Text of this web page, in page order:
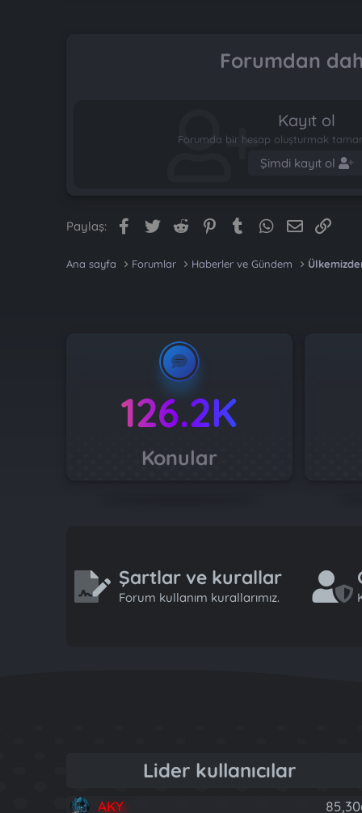
Forumdan
Kayıt ol
Forumda bir hesap oluşturmak
Şimdi kayıt ol
Paylaş: Facebook
Twitter Reddit PinterestTumblrWhatsApp
E-posta
Ana sayfa Forumlar Haberler ve Gündem
126.2K
Konular
Şartlar ve kurallar
Forum kullanım kurallarımız.
Lider kullanıcılar
AKY